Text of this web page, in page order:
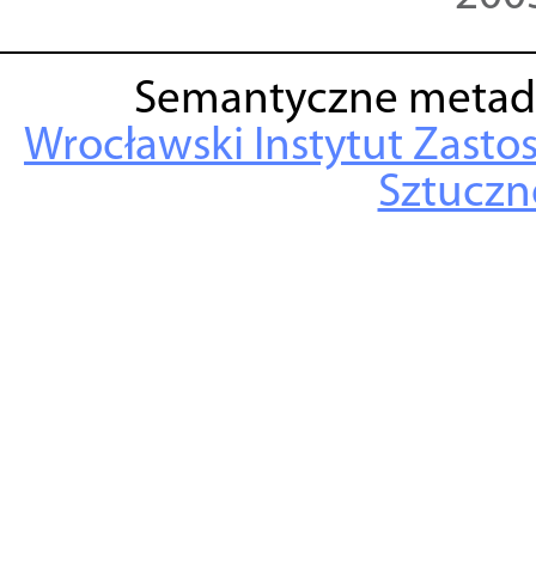
Semantyczne
Wrocławski Instytut